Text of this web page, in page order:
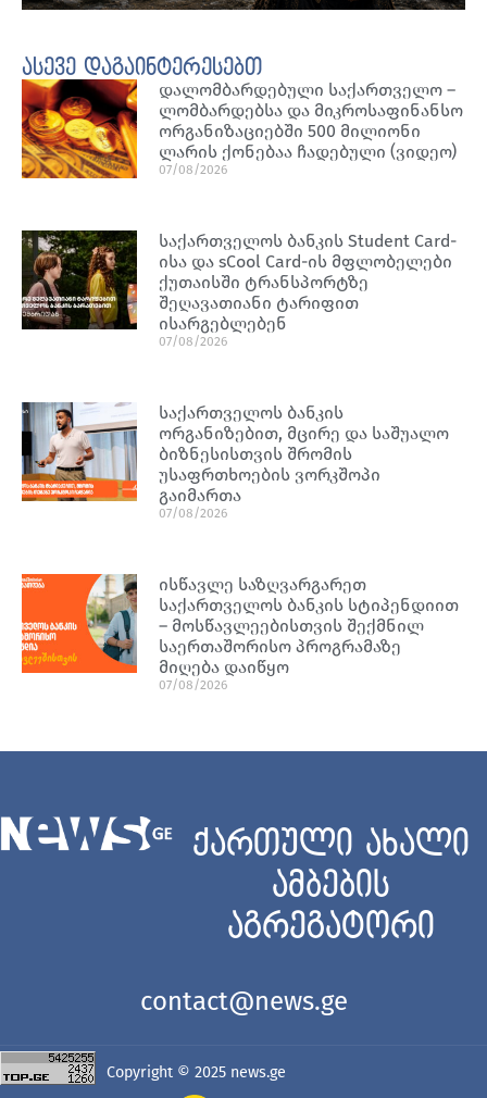
ასევე დაგაინტერესებთ
დალომბარდებული საქართველო –
ლომბარდებსა და მიკროსაფინანსო
ორგანიზაციებში 500 მილიონი
ლარის ქონებაა ჩადებული (ვიდეო)
07/08/2026
საქართველოს ბანკის Student Card-
ისა და sCool Card-ის მფლობელები
ქუთაისში ტრანსპორტზე
შეღავათიანი ტარიფით
ისარგებლებენ
07/08/2026
საქართველოს ბანკის
ორგანიზებით, მცირე და საშუალო
ბიზნესისთვის შრომის
უსაფრთხოების ვორკშოპი
გაიმართა
07/08/2026
ისწავლე საზღვარგარეთ
საქართველოს ბანკის სტიპენდიით
– მოსწავლეებისთვის შექმნილ
საერთაშორისო პროგრამაზე
მიღება დაიწყო
07/08/2026
ქართული ახალი
ამბების
აგრეგატორი
contact@news.ge
Copyright © 2025 news.ge